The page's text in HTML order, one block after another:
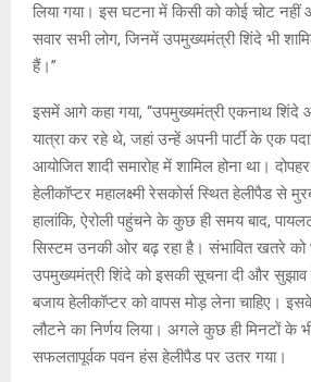
लिया गया। इस घटना में किसी को कोई चोट
सवार सभी लोग, जिनमें उपमुख्यमंत्री शिंदे भी
हैं।”
इसमें आगे कहा गया, “उपमुख्यमंत्री एकनाथ शिंदे
यात्रा कर रहे थे, जहां उन्हें अपनी पार्टी के एक
आयोजित शादी समारोह में शामिल होना था।
हेलीकॉप्टर महालक्ष्मी रेसकोर्स स्थित हेलीपैड से
हालांकि, ऐरोली पहुंचने के कुछ ही समय बाद,
सिस्टम उनकी ओर बढ़ रहा है। संभावित खतरे को
उपमुख्यमंत्री शिंदे को इसकी सूचना दी और
बजाय हेलीकॉप्टर को वापस मोड़ लेना चाहिए।
लौटने का निर्णय लिया। अगले कुछ ही मिनटों के
सफलतापूर्वक पवन हंस हेलीपैड पर उतर गया।